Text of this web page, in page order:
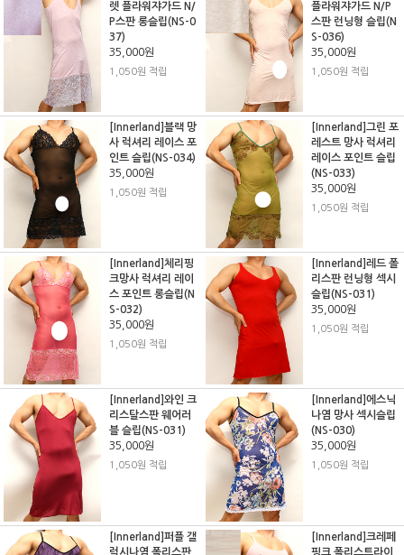
렛 플라워쟈가드 N/
P스판 롱슬립(NS-0
37)
35,000원
1,050원 적립
플라워쟈가드 N/P
스판 런닝형 슬립(N
S-036)
35,000원
1,050원 적립
[Innerland]블랙 망
사 럭셔리 레이스 포
인트 슬립(NS-034)
35,000원
1,050원 적립
[Innerland]그린 포
레스트 망사 럭셔리
레이스 포인트 슬립
(NS-033)
35,000원
1,050원 적립
[Innerland]체리핑
크망사 럭셔리 레이
스 포인트 롱슬립(N
S-032)
35,000원
1,050원 적립
[Innerland]레드 폴
리스판 런닝형 섹시
슬립(NS-031)
35,000원
1,050원 적립
[Innerland]와인 크
리스탈스판 웨어러
블 슬립(NS-031)
35,000원
1,050원 적립
[Innerland]에스닉
나염 망사 섹시슬립
(NS-030)
35,000원
1,050원 적립
[Innerland]퍼플 갤
럭시나염 폴리스판
[Innerland]크레페
핑크 폴리스트라이